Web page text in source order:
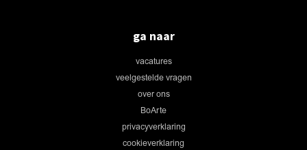
ga naar
vacatures
veelgestelde vragen
over ons
BoArte
privacyverklaring
cookieverklaring